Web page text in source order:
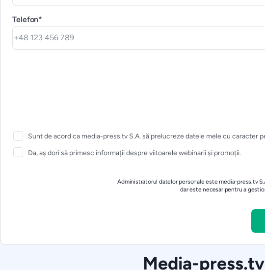
Telefon*
Sunt de acord ca media-press.tv S.A. să prelucreze datele mele cu caracter
Da, aș dori să primesc informații despre viitoarele webinarii și promoții.
Administratorul datelor personale este media-press.tv
dar este necesar pentru a
Media-